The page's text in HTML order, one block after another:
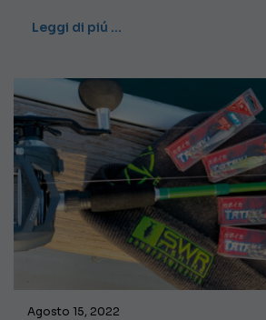
Leggi di piú …
Agosto 15, 2022